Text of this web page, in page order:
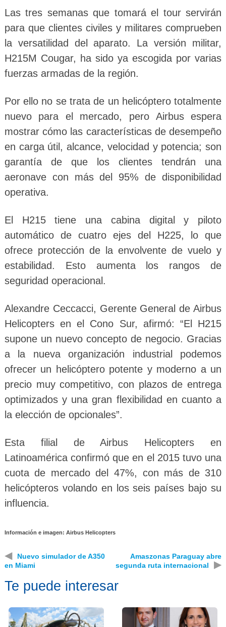
Las tres semanas que tomará el tour servirán
para que clientes civiles y militares comprueben
la versatilidad del aparato. La versión militar,
H215M Cougar, ha sido ya escogida por varias
fuerzas armadas de la región.
Por ello no se trata de un helicóptero totalmente
nuevo para el mercado, pero Airbus espera
mostrar cómo las características de desempeño
en carga útil, alcance, velocidad y potencia; son
garantía de que los clientes tendrán una
aeronave con más del 95% de disponibilidad
operativa.
El H215 tiene una cabina digital y piloto
automático de cuatro ejes del H225, lo que
ofrece protección de la envolvente de vuelo y
estabilidad. Esto aumenta los rangos de
seguridad operacional.
Alexandre Ceccacci, Gerente General de Airbus
Helicopters en el Cono Sur, afirmó: “El H215
supone un nuevo concepto de negocio. Gracias
a la nueva organización industrial podemos
ofrecer un helicóptero potente y moderno a un
precio muy competitivo, con plazos de entrega
optimizados y una gran flexibilidad en cuanto a
la elección de opcionales”.
Esta filial de Airbus Helicopters en
Latinoamérica confirmó que en el 2015 tuvo una
cuota de mercado del 47%, con más de 310
helicópteros volando en los seis países bajo su
influencia.
Información e imagen: Airbus Helicopters
◀
Nuevo simulador de A350
en Miami
Amaszonas Paraguay abre
segunda ruta internacional
▶
Te puede interesar